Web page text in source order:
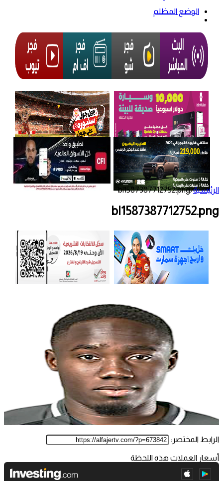
الوضع المظلم
الرئيسية/
bl1587387712752.png
bl1587387712752.png
الرابط المختصر:
أسعار العملات هذه اللحظة